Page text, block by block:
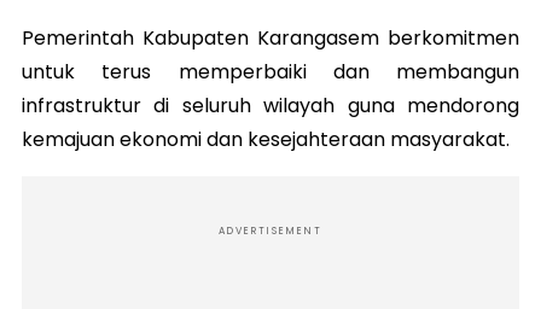
Pemerintah Kabupaten Karangasem berkomitmen
untuk terus memperbaiki dan membangun
infrastruktur di seluruh wilayah guna mendorong
kemajuan ekonomi dan kesejahteraan masyarakat.
ADVERTISEMENT